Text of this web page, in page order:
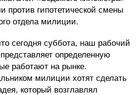
против гипотетической смены
отдела милиции.
сегодня суббота, наш рабочий
определенную
работают на рынке.
милиции хотят сделать
который возглавлял